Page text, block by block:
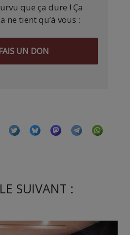
que ça dure ! Ça
ne tient qu’à vous :
UN DON
SUIVANT :